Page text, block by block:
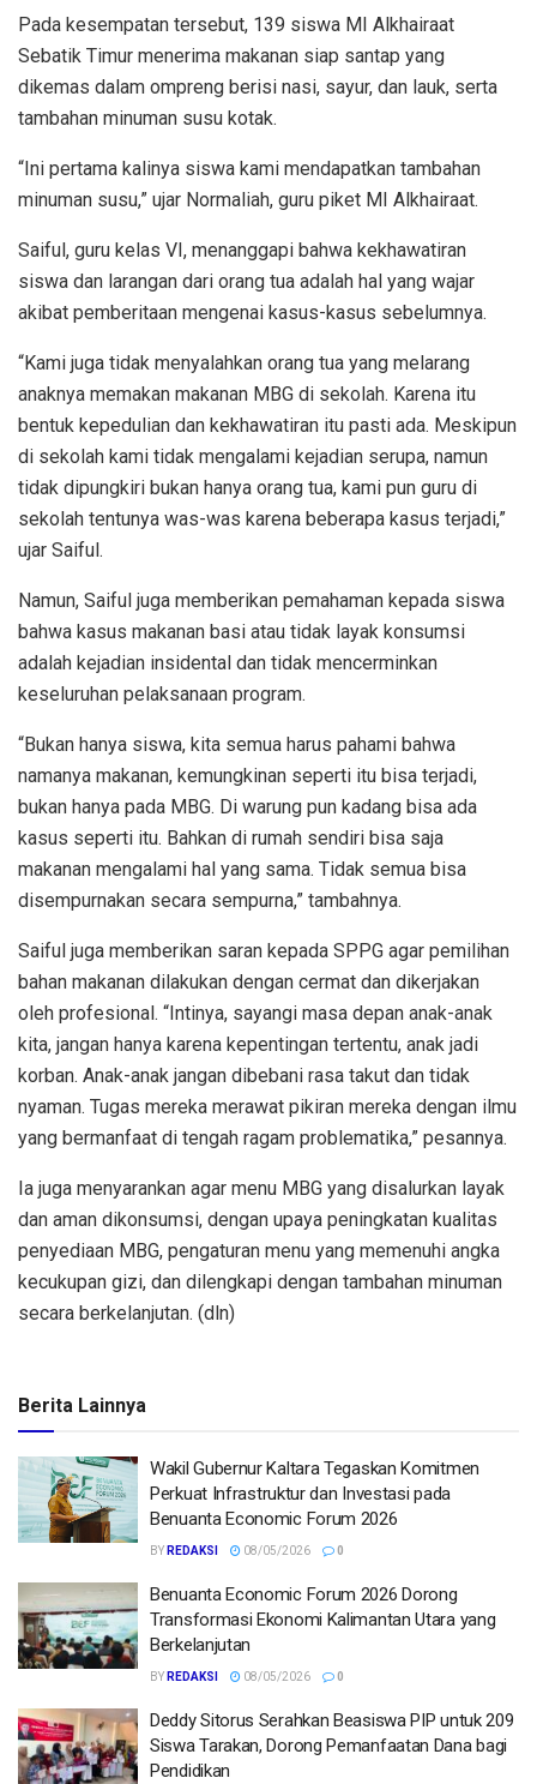
Pada kesempatan tersebut, 139 siswa MI Alkhairaat
Sebatik Timur menerima makanan siap santap yang
dikemas dalam ompreng berisi nasi, sayur, dan lauk, serta
tambahan minuman susu kotak.
“Ini pertama kalinya siswa kami mendapatkan tambahan
minuman susu,” ujar Normaliah, guru piket MI Alkhairaat.
Saiful, guru kelas VI, menanggapi bahwa kekhawatiran
siswa dan larangan dari orang tua adalah hal yang wajar
akibat pemberitaan mengenai kasus-kasus sebelumnya.
“Kami juga tidak menyalahkan orang tua yang melarang
anaknya memakan makanan MBG di sekolah. Karena itu
bentuk kepedulian dan kekhawatiran itu pasti ada. Meskipun
di sekolah kami tidak mengalami kejadian serupa, namun
tidak dipungkiri bukan hanya orang tua, kami pun guru di
sekolah tentunya was-was karena beberapa kasus terjadi,”
ujar Saiful.
Namun, Saiful juga memberikan pemahaman kepada siswa
bahwa kasus makanan basi atau tidak layak konsumsi
adalah kejadian insidental dan tidak mencerminkan
keseluruhan pelaksanaan program.
“Bukan hanya siswa, kita semua harus pahami bahwa
namanya makanan, kemungkinan seperti itu bisa terjadi,
bukan hanya pada MBG. Di warung pun kadang bisa ada
kasus seperti itu. Bahkan di rumah sendiri bisa saja
makanan mengalami hal yang sama. Tidak semua bisa
disempurnakan secara sempurna,” tambahnya.
Saiful juga memberikan saran kepada SPPG agar pemilihan
bahan makanan dilakukan dengan cermat dan dikerjakan
oleh profesional. “Intinya, sayangi masa depan anak-anak
kita, jangan hanya karena kepentingan tertentu, anak jadi
korban. Anak-anak jangan dibebani rasa takut dan tidak
nyaman. Tugas mereka merawat pikiran mereka dengan ilmu
yang bermanfaat di tengah ragam problematika,” pesannya.
Ia juga menyarankan agar menu MBG yang disalurkan layak
dan aman dikonsumsi, dengan upaya peningkatan kualitas
penyediaan MBG, pengaturan menu yang memenuhi angka
kecukupan gizi, dan dilengkapi dengan tambahan minuman
secara berkelanjutan. (dln)
Berita Lainnya
Wakil Gubernur Kaltara Tegaskan Komitmen
Perkuat Infrastruktur dan Investasi pada
Benuanta Economic Forum 2026
BY REDAKSI 08/05/2026 0
Benuanta Economic Forum 2026 Dorong
Transformasi Ekonomi Kalimantan Utara yang
Berkelanjutan
BY REDAKSI 08/05/2026 0
Deddy Sitorus Serahkan Beasiswa PIP untuk 209
Siswa Tarakan, Dorong Pemanfaatan Dana bagi
Pendidikan